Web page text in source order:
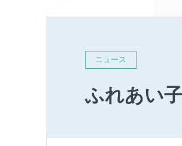
ニュース
ふれあい